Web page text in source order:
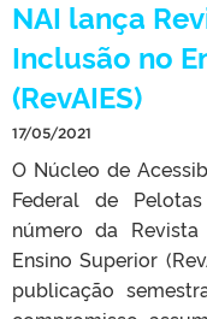
NAI lança
Inclusão no
(RevAIES)
17/05/2021
O Núcleo de
Federal de
número da
Ensino Superior
publicação